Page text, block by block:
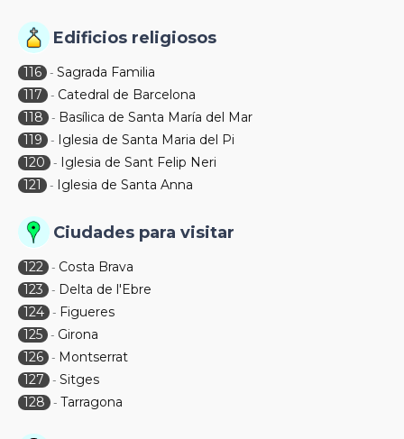
Edificios religiosos
116 - Sagrada Familia
117
- Catedral de Barcelona
118
- Basílica de Santa María del Mar
119
- Iglesia de Santa Maria del Pi
120
- Iglesia de Sant Felip Neri
121
- Iglesia de Santa Anna
Ciudades para visitar
122 - Costa Brava
123
- Delta de l'Ebre
124 - Figueres
125 - Girona
126 - Montserrat
127
- Sitges
128
- Tarragona